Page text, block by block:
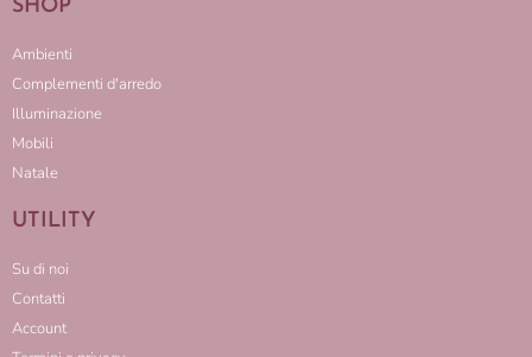
SHOP
Ambienti
Complementi d'arredo
Illuminazione
Mobili
Natale
UTILITY
Su di noi
Contatti
Account